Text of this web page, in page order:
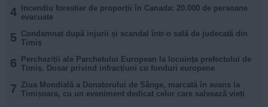
4
Incendiu forestier de proporții în Canada: 20.000 de persoane
evacuate
5 Condamnat după injurii și scandal într-o sală de judecată din
Timiș
6
Percheziții ale Parchetului European la locuința prefectului de
Timiș. Dosar privind infracțiuni cu fonduri europene
7 Ziua Mondială a Donatorului de Sânge, marcată în avans la
Timișoara, cu un eveniment dedicat celor care salvează vieți